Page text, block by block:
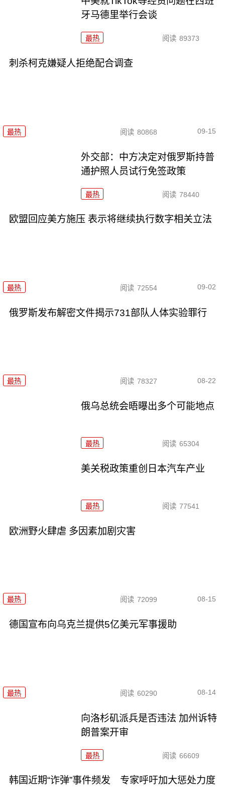
牙马德里举行会谈
最热 阅读 89373
刺杀柯克嫌疑人拒绝配合调查
最热 阅读 80868 09-15
外交部：中方决定对俄罗斯持普
通护照人员试行免签政策
最热 阅读 78440
欧盟回应美方施压 表示将继续执行数字相关立法
最热 阅读 72554 09-02
俄罗斯发布解密文件揭示731部队人体实验罪行
最热 阅读 78327 08-22
俄乌总统会晤曝出多个可能地点
最热 阅读 65304
美关税政策重创日本汽车产业
最热 阅读 77541
欧洲野火肆虐 多因素加剧灾害
最热 阅读 72099 08-15
德国宣布向乌克兰提供5亿美元军事援助
最热 阅读 60290 08-14
向洛杉矶派兵是否违法 加州诉特
朗普案开审
最热 阅读 66609
韩国近期“诈弹”事件频发 专家呼吁加大惩处力度